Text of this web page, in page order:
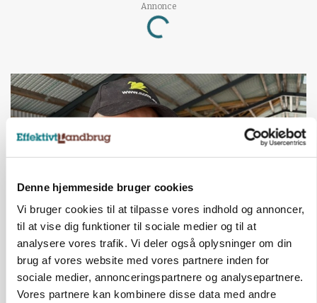
Denne hjemmeside bruger cookies
Vi bruger cookies til at tilpasse vores indhold og annoncer,
til at vise dig funktioner til sociale medier og til at
analysere vores trafik. Vi deler også oplysninger om din
brug af vores website med vores partnere inden for
sociale medier, annonceringspartnere og analysepartnere.
Vores partnere kan kombinere disse data med andre
Annonce
Loading...
POLITIK
»Nu stopper I«: Landbrugsdebattør og
protestgruppe vil demonstrere mod ny
gødskningslov